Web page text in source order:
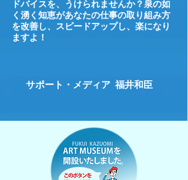
ドバイスを、うけられませんか？泉の如
く湧く知恵があなたの仕事の取り組み方
を改善し、スピードアップし、楽になり
ますよ！
サポート・メディア 福井和臣